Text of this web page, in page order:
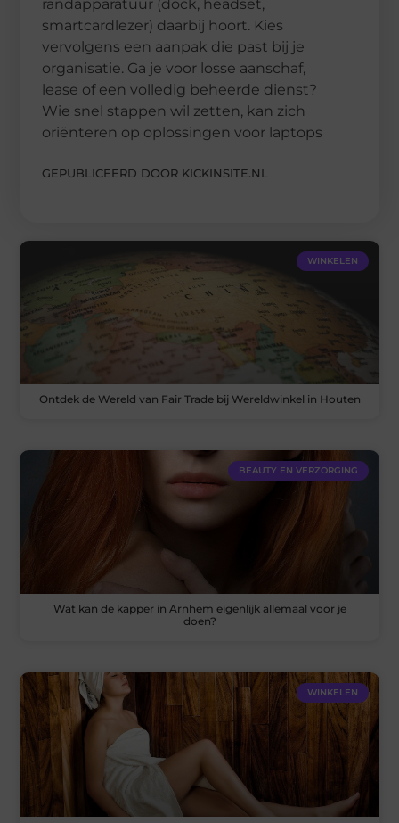
randapparatuur (dock, headset,
smartcardlezer) daarbij hoort. Kies
vervolgens een aanpak die past bij je
organisatie. Ga je voor losse aanschaf,
lease of een volledig beheerde dienst?
Wie snel stappen wil zetten, kan zich
oriënteren op oplossingen voor laptops
GEPUBLICEERD DOOR KICKINSITE.NL
WINKELEN
Ontdek de Wereld van Fair Trade bij Wereldwinkel in Houten
BEAUTY EN VERZORGING
Wat kan de kapper in Arnhem eigenlijk allemaal voor je
doen?
WINKELEN